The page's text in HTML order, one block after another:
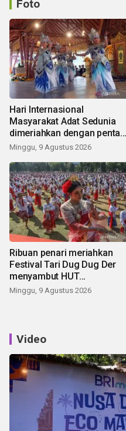
Foto
Hari Internasional
Masyarakat Adat Sedunia
dimeriahkan dengan pentas
seni budaya Bali
Minggu, 9 Agustus 2026
Ribuan penari meriahkan
Festival Tari Dug Dug Der
menyambut HUT
Kemerdekaan
Minggu, 9 Agustus 2026
Video